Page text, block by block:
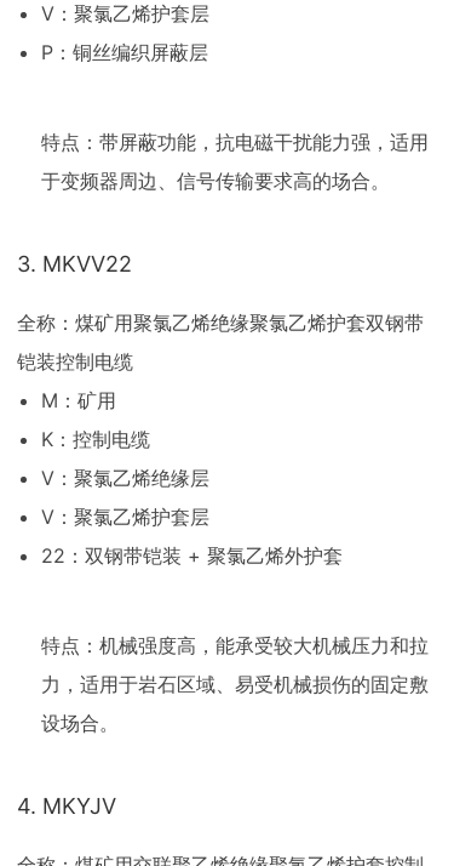
V：聚氯乙烯护套层
P：铜丝编织屏蔽层
特点：带屏蔽功能，抗电磁干扰能力强，适用
于变频器周边、信号传输要求高的场合。
3. MKVV22
全称：煤矿用聚氯乙烯绝缘聚氯乙烯护套双钢带
铠装控制电缆
M：矿用
K：控制电缆
V：聚氯乙烯绝缘层
V：聚氯乙烯护套层
22：双钢带铠装 + 聚氯乙烯外护套
特点：机械强度高，能承受较大机械压力和拉
力，适用于岩石区域、易受机械损伤的固定敷
设场合。
4. MKYJV